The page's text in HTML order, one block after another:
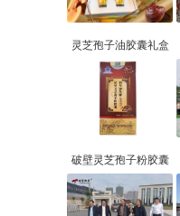
灵芝孢子油胶囊礼盒
破壁灵芝孢子粉胶囊